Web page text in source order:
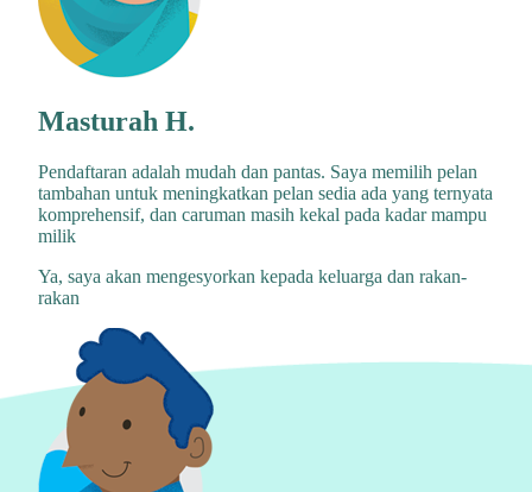
Masturah H.
Pendaftaran adalah mudah dan pantas. Saya memilih pelan
tambahan untuk meningkatkan pelan sedia ada yang ternyata
komprehensif, dan caruman masih kekal pada kadar mampu
milik
Ya, saya akan mengesyorkan kepada keluarga dan rakan-
rakan